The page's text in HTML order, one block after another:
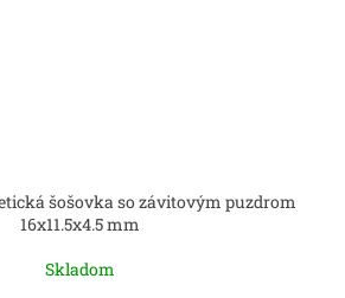
šošovka so závitovým puzdrom
16x11.5x4.5 mm
Skladom